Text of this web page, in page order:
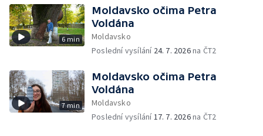
6 min
Moldavsko očima Petra
Voldána
Moldavsko
Poslední vysílání 24. 7. 2026na ČT2
7 min
Moldavsko očima Petra
Voldána
Moldavsko
Poslední vysílání17. 7. 2026na ČT2